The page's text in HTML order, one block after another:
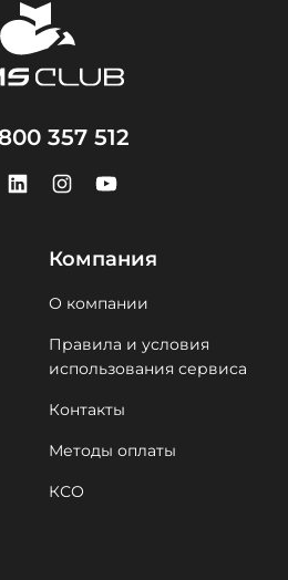
357 512
Компания
О компании
Правила и условия
использования сервиса
Контакты
Методы оплаты
КСО